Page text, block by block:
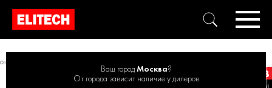
Ваш городМосква?
От города зависит наличие у дилеров